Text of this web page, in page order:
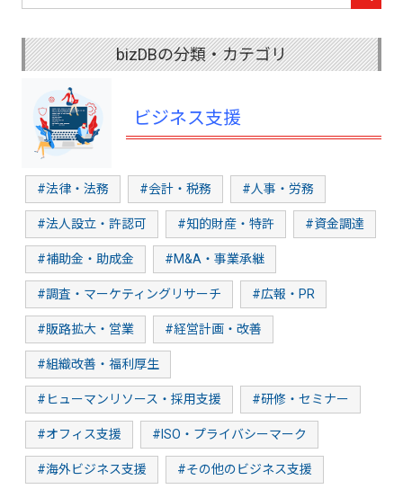
bizDBの分類・カテゴリ
ビジネス支援
#法律・法務 #会計・税務 #人事・労務
#法人設立・許認可 #知的財産・特許 #資金調達
#補助金・助成金 #M&A・事業承継
#調査・マーケティングリサーチ #広報・PR
#販路拡大・営業 #経営計画・改善
#組織改善・福利厚生
#ヒューマンリソース・採用支援 #研修・セミナー
#オフィス支援 #ISO・プライバシーマーク
#海外ビジネス支援 #その他のビジネス支援